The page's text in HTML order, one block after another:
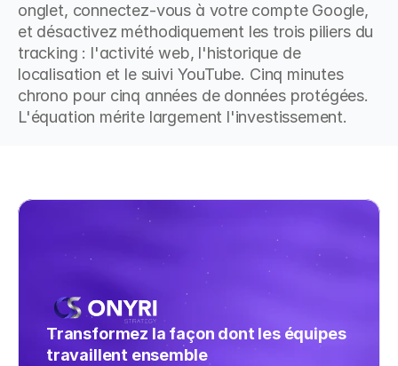
onglet, connectez-vous à votre compte Google,
et désactivez méthodiquement les trois piliers du
tracking : l'activité web, l'historique de
localisation et le suivi YouTube. Cinq minutes
chrono pour cinq années de données protégées.
L'équation mérite largement l'investissement.
Transformez la façon dont les équipes
travaillent ensemble